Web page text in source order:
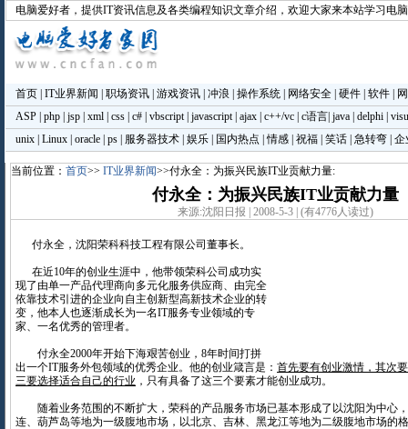
电脑爱好者 ，提供IT资讯信息及各类编程知识文章介绍，欢迎大家来本站学习电
首页| IT业界新闻 职场资讯| 游戏资讯| 冲浪 操作系统| 网络安全| 硬件| 软件|
ASP| php| jsp| xml| css| c#| vbscript| javascript| ajax| c++/vc| c语言| java| delphi|
unix| Linux| oracle| ps| 服务器技术| 娱乐| 国内热点 |情感| 祝福| 笑话| 急转弯| 企
当前位置： 首页>> IT业界新闻>>付永全：为振兴民族IT业贡献力量:
付永全：为振兴民族IT业贡献力量
来源:沈阳日报 | 2008-5-3 | (有4776人读过)
付永全，沈阳荣科科技工程有限公司董事长。
在近10年的创业生涯中，他带领荣科公司成功实
现了由单一产品代理商向多元化服务供应商、由完全
依靠技术引进的企业向自主创新型高新技术企业的转
变，他本人也逐渐成长为一名IT服务专业领域的专
家、一名优秀的管理者。
付永全2000年开始下海艰苦创业，8年时间打拼
出一个IT服务外包领域的优秀企业。他的创业箴言是： 首先要有创业激情，其次
三要选择适合自己的行业 ，只有具备了这三个要素才能创业成功。
随着业务范围的不断扩大，荣科的产品服务市场已基本形成了以沈阳为中心
连、葫芦岛等地为一级腹地市场，以北京、吉林、黑龙江等地为二级腹地市场的